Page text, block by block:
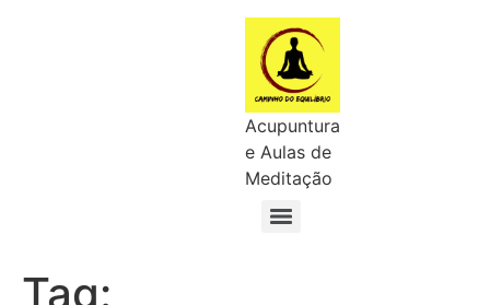
Acupuntura
e Aulas de
Meditação
Tag: